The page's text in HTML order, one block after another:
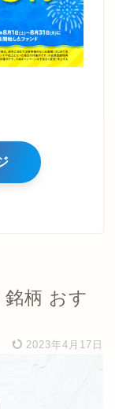
柄 おす
2023年4月17日